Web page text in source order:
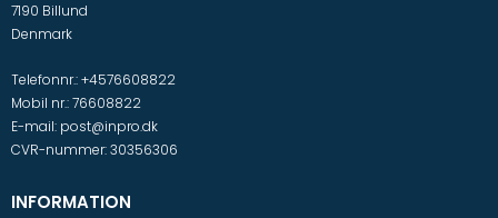
7190 Billund
Denmark
Telefonnr.:+4576608822
Mobil nr.:76608822
E-mail: post@inpro.dk
CVR-nummer:30356306
INFORMATION